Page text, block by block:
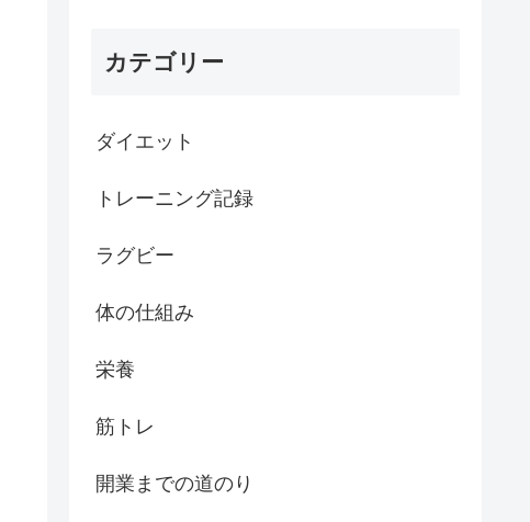
カテゴリー
ダイエット
トレーニング記録
ラグビー
体の仕組み
栄養
筋トレ
開業までの道のり